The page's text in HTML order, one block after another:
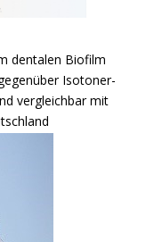
dentalen Biofilm
Isotoner-
vergleichbar mit